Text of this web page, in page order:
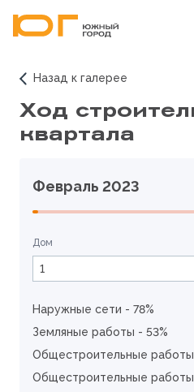
Назад к галерее
Ход
квартала
Февраль 2023
Дом
1
Наружные сети - 78%
Земляные работы - 53%
Общестроительные
Общестроительные